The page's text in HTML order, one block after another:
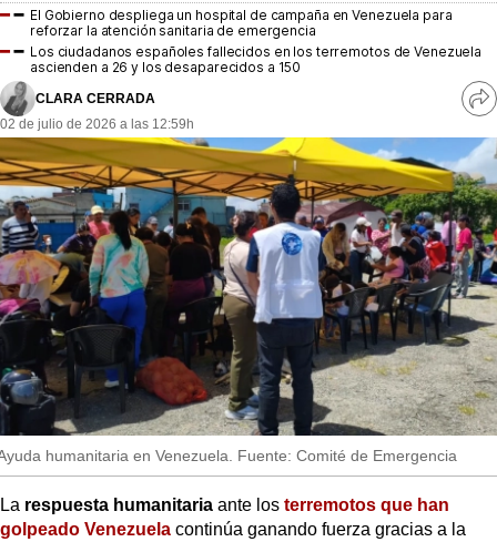
JuicioExprés
INVESTIGACIÓN
INTERNACIONAL
OPINIÓN
MUNICIPIOS
El Gobierno despliega un hospital de campaña en Venezuela para
reforzar la atención sanitaria de emergencia
Los ciudadanos españoles fallecidos en los terremotos de Venezuela
ascienden a 26 y los desaparecidos a 150
CLARA CERRADA
02 de julio de 2026 a las 12:59h
humanitaria en Venezuela. Fuente: Comité de Emergencia
La respuesta humanitaria ante los terremotos que han
golpeado Venezuela continúa ganando fuerza gracias a la